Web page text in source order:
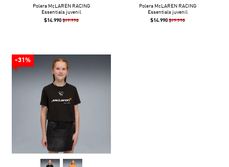
Polera McLAREN RACING
Essentials juvenil
$14.990 $19.990
Polera McLAREN RACING
Essentials juvenil
$14.990 $19.990
-31%